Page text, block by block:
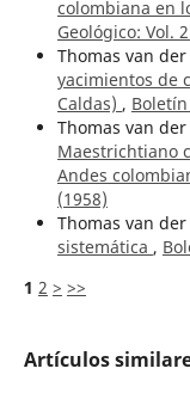
colombiana en
Geológico: Vol.
Thomas van
yacimientos de
Caldas) ,
Thomas van
Maestrichtiano
Andes
(1958)
Thomas van
sistemática ,
1 2 > >>
Artículos